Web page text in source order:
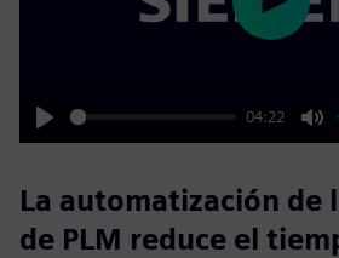
Play
04:22
Play
La automatización de
de PLM reduce el